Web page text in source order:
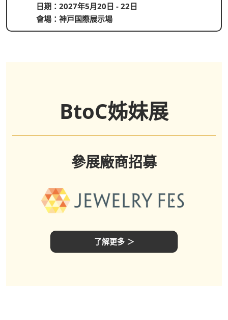
日期：2027年5月20日 - 22日
會場：神戸国際展示場
BtoC姊妹展
參展廠商招募
了解更多 ＞